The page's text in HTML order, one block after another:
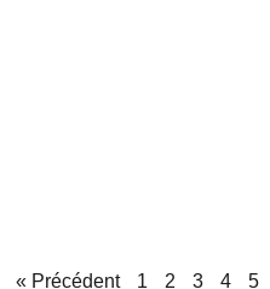
« Précédent 1 2 3 4 5